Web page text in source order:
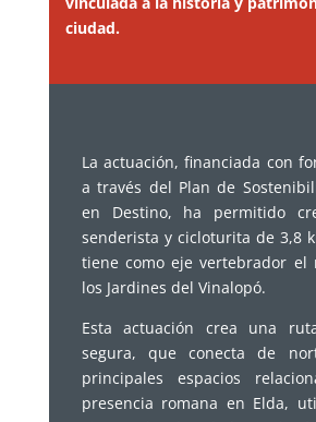
ciudad.
La actuación, financiada con
a través del Plan de
en Destino, ha permitido
senderista y cicloturita de 3,8
tiene como eje vertebrador el
los Jardines del Vinalopó.
Esta actuación crea una
segura, que conecta de
principales espacios
presencia romana en Elda,